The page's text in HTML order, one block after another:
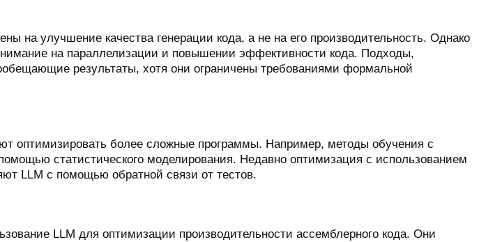
на улучшение качества генерации кода, а не на его производительность. Однако
на параллелизации и повышении эффективности кода. Подходы,
результаты, хотя они ограничены требованиями формальной
оптимизировать более сложные программы. Например, методы обучения с
статистического моделирования. Недавно оптимизация с использованием
LLM с помощью обратной связи от тестов.
LLM для оптимизации производительности ассемблерного кода. Они